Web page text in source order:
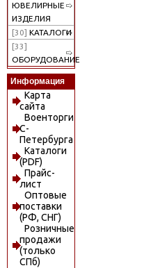
ЮВЕЛИРНЫЕ
ИЗДЕЛИЯ
[30] КАТАЛОГИ
[33]
ОБОРУДОВАНИЕ
Информация
Карта
сайта
Военторги
С-
Петербурга
Каталоги
(PDF)
Прайс-
лист
Оптовые
поставки
(РФ, СНГ)
Розничные
продажи
(только
СПб)